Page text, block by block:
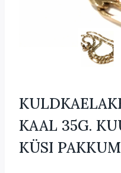
KAAL 35G.
KÜSI